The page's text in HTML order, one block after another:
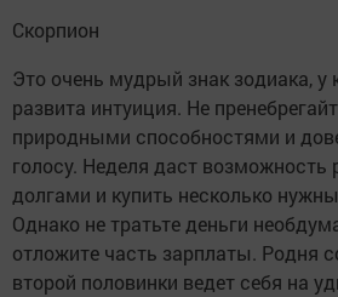
Скорпион
Это очень мудрый знак зодиака, у
развита интуиция. Не
природными способностями и
голосу. Неделя даст возможность
долгами и купить несколько
Однако не тратьте деньги
отложите часть зарплаты. Родня
второй половинки ведет себя на